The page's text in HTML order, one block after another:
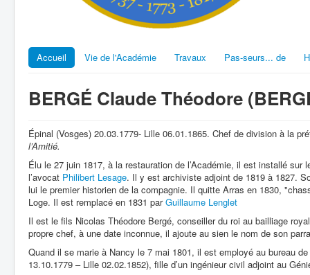
Accueil Vie de l'Académie Travaux Pas-seurs... de
BERGÉ Claude Théodore
Épinal (Vosges) 20.03.1779- Lille 06.01.1865. Chef de division à la
l’Amitié.
Élu le 27 juin 1817, à la restauration de l’Académie, il est installé
l’avocat Philibert Lesage. Il y est archiviste adjoint de 1819 à 1827.
lui le premier historien de la compagnie. Il quitte Arras en 1830,
Loge. Il est remplacé en 1831 parGuillaume Lenglet
Il est le fils Nicolas Théodore Bergé, conseiller du roi au bailliage
propre chef, à une date inconnue, il ajoute au sien le nom de son
Quand il se marie à Nancy le 7 mai 1801, il est employé au bureau
13.10.1779 – Lille 02.02.1852), fille d’un ingénieur civil adjoint au